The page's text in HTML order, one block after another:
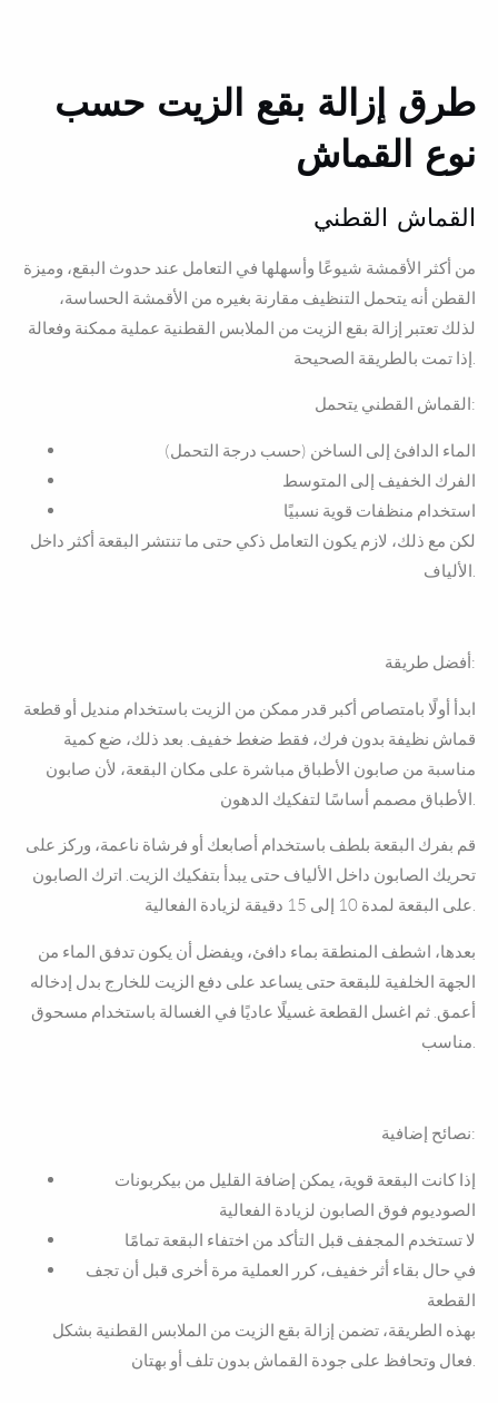
طرق إزالة بقع الزيت حسب
نوع القماش
القماش القطني
من أكثر الأقمشة شيوعًا وأسهلها في التعامل عند حدوث البقع، وميزة
القطن أنه يتحمل التنظيف مقارنة بغيره من الأقمشة الحساسة،
لذلك تعتبر إزالة بقع الزيت من الملابس القطنية عملية ممكنة وفعالة
إذا تمت بالطريقة الصحيحة.
القماش القطني يتحمل:
الماء الدافئ إلى الساخن (حسب درجة التحمل)
الفرك الخفيف إلى المتوسط
استخدام منظفات قوية نسبيًا
لكن مع ذلك، لازم يكون التعامل ذكي حتى ما تنتشر البقعة أكثر داخل
أفضل طريقة:
ابدأ أولًا بامتصاص أكبر قدر ممكن من الزيت باستخدام منديل أو قطعة
قماش نظيفة بدون فرك، فقط ضغط خفيف. بعد ذلك، ضع كمية
مناسبة من صابون الأطباق مباشرة على مكان البقعة، لأن صابون
الأطباق مصمم أساسًا لتفكيك الدهون.
قم بفرك البقعة بلطف باستخدام أصابعك أو فرشاة ناعمة، وركز على
تحريك الصابون داخل الألياف حتى يبدأ بتفكيك الزيت. اترك الصابون
على البقعة لمدة 10 إلى 15 دقيقة لزيادة الفعالية.
بعدها، اشطف المنطقة بماء دافئ، ويفضل أن يكون تدفق الماء من
الجهة الخلفية للبقعة حتى يساعد على دفع الزيت للخارج بدل إدخاله
أعمق. ثم اغسل القطعة غسيلًا عاديًا في الغسالة باستخدام مسحوق
نصائح إضافية:
إذا كانت البقعة قوية، يمكن إضافة القليل من بيكربونات
الصوديوم فوق الصابون لزيادة الفعالية
لا تستخدم المجفف قبل التأكد من اختفاء البقعة تمامًا
في حال بقاء أثر خفيف، كرر العملية مرة أخرى قبل أن تجف
القطعة
بهذه الطريقة، تضمن إزالة بقع الزيت من الملابس القطنية بشكل
فعال وتحافظ على جودة القماش بدون تلف أو بهتان.